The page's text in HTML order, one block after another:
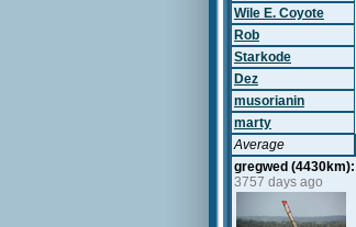
Wile E. Coyote
Rob
Starkode
Dez
musorianin
marty
Average
gregwed (4430km):
3757 days ago